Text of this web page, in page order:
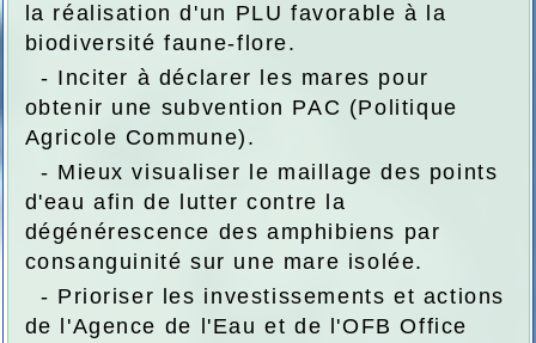
la réalisation d'un PLU favorable à la
biodiversité faune-flore.
- Inciter à déclarer les mares pour
obtenir une subvention PAC (Politique
Agricole Commune).
- Mieux visualiser le maillage des points
d'eau afin de lutter contre la
dégénérescence des amphibiens par
consanguinité sur une mare isolée.
- Prioriser les investissements et actions
de l'Agence de l'Eau et de l'OFB Office